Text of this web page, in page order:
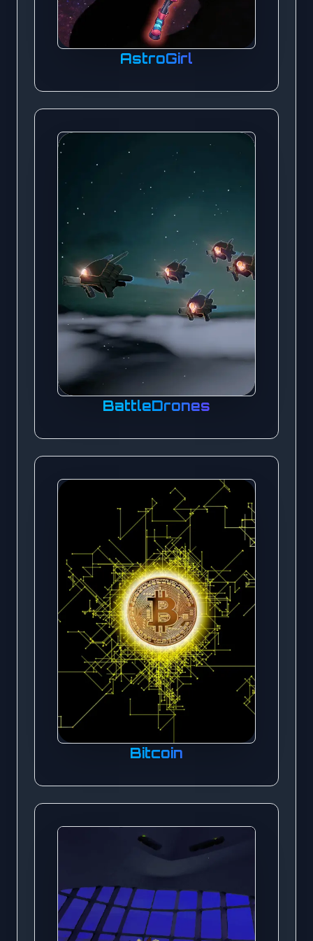
AstroGirl
BattleDrones
Bitcoin